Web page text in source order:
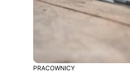
PRACOWNICY